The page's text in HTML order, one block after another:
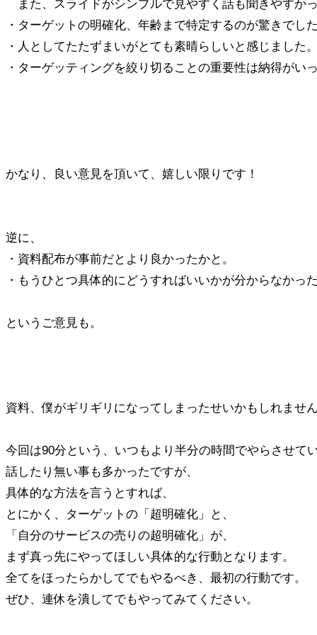
また、スライドがシンプルで見やすく話も聞きやすかっ
・ターゲットの明確化、年齢まで特定するのが驚きでした
・人としてたたずまいがとても素晴らしいと感じました。
・ターゲッティングを絞り切ることの重要性は納得がいっ
かなり、良い意見を頂いて、嬉しい限りです！
逆に、
・資料配布が事前だとより良かったかと。
・もうひとつ具体的にどうすればいいかが分からなかった
というご意見も。
資料、僕がギリギリになってしまったせいかもしれません
今回は90分という、いつもより半分の時間でやらさせて
話したり無い事も多かったですが、
具体的な方法を言うとすれば、
とにかく、ターゲットの「超明確化」と、
「自分のサービスの売りの超明確化」が、
まず真っ先にやってほしい具体的な行動となります。
全てをほったらかしてでもやるべき、最初の行動です。
ぜひ、連休を潰してでもやってみてください。